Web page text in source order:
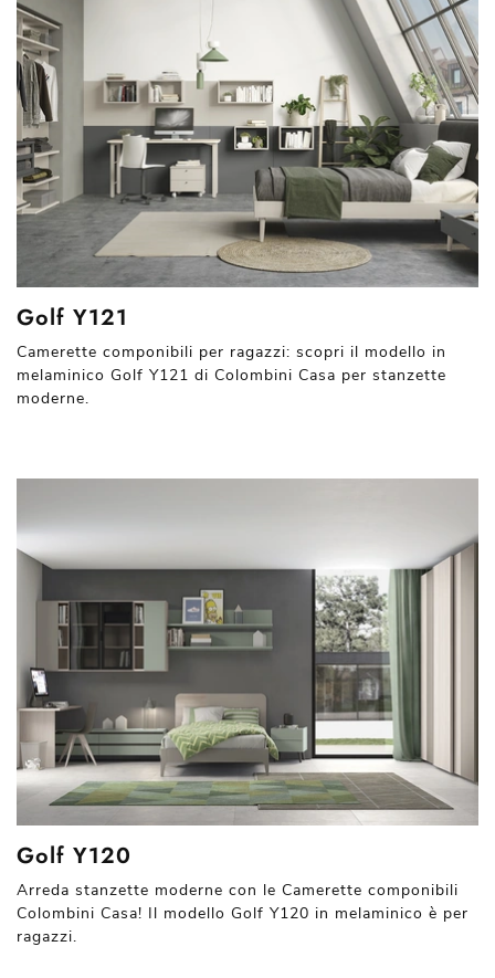
Golf Y121
Camerette componibili per ragazzi: scopri il modello in
melaminico Golf Y121 di Colombini Casa per stanzette
moderne.
Golf Y120
Arreda stanzette moderne con le Camerette componibili
Colombini Casa! Il modello Golf Y120 in melaminico è per
ragazzi.